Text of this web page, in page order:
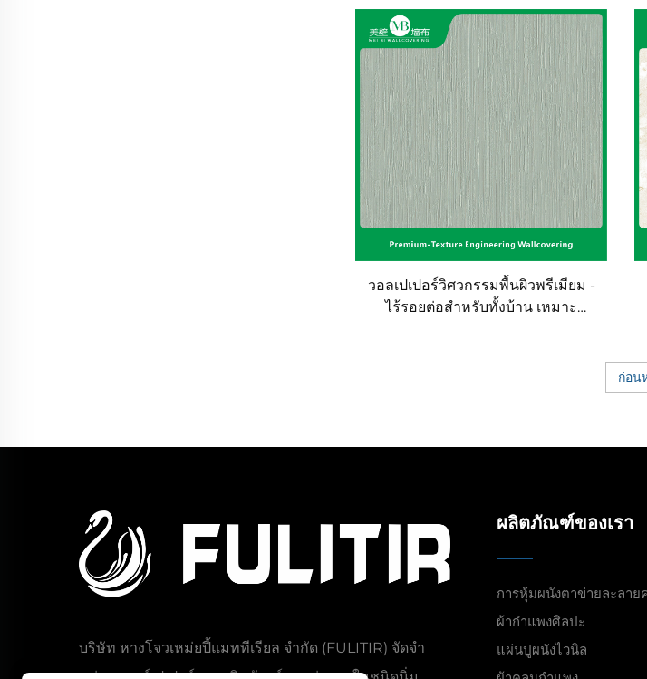
วอลเปเปอร์วิศวกรรมพื้นผิวพรีเมียม -
ไร้รอยต่อสำหรับทั้งบ้าน เหมาะ
ก่อน
บริษัท หางโจวเหม่ยปี้แมททีเรียล จำกัด (FULITIR) จัดจำ
ผลิตภัณฑ์ของเรา
การหุ้มผนังตาข่ายละลาย
ผ้ากำแพงศิลปะ
แผ่นปูผนังไวนิล